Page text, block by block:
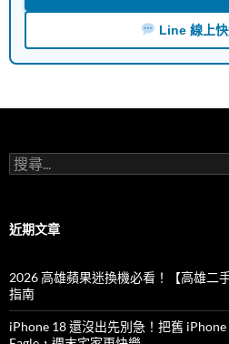
Line 線上
搜
尋
字:
近期文章
2026 高雄蘋果迷換機必看！【高雄二
指南
iPhone 18 還沒出先別急！把舊